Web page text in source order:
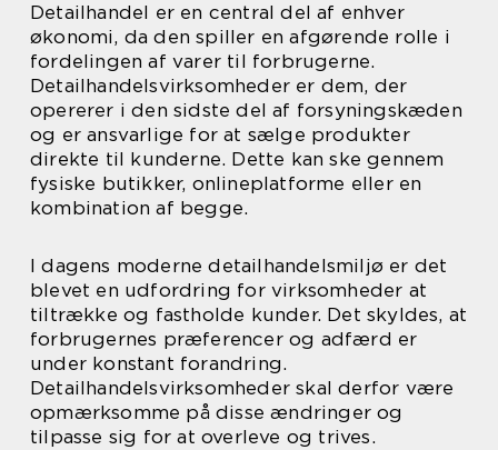
Detailhandel er en central del af enhver
økonomi, da den spiller en afgørende rolle i
fordelingen af varer til forbrugerne.
Detailhandelsvirksomheder er dem, der
opererer i den sidste del af forsyningskæden
og er ansvarlige for at sælge produkter
direkte til kunderne. Dette kan ske gennem
fysiske butikker, onlineplatforme eller en
kombination af begge.
I dagens moderne detailhandelsmiljø er det
blevet en udfordring for virksomheder at
tiltrække og fastholde kunder. Det skyldes, at
forbrugernes præferencer og adfærd er
under konstant forandring.
Detailhandelsvirksomheder skal derfor være
opmærksomme på disse ændringer og
tilpasse sig for at overleve og trives.